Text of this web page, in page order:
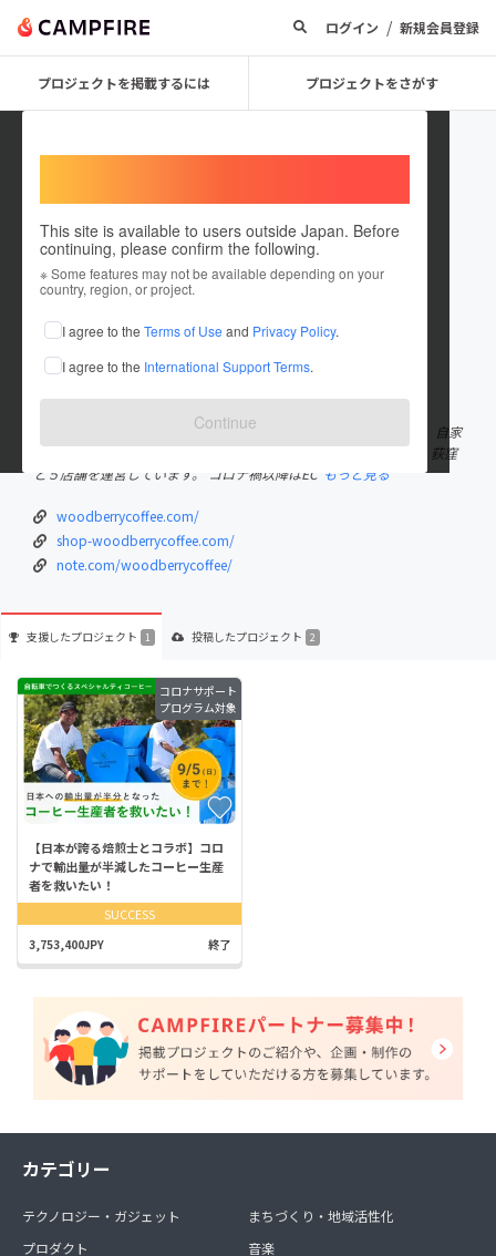
ログイン / 新規会員登録
プロジェクトを掲載するには プロジェクトをさがす
This site is available to users outside Japan. Before
continuing, please confirm the following.
※ Some features may not be available depending on your
country, region, or project.
I agree to the Terms of Use and Privacy Policy.
I agree to the International Support Terms.
Continue
WOODBERRY COFFEE
これまでに1回支援して2件のプロジェクトを投稿しています
在住国：日本 現在地：東京都
出身国：日本 出身地：東京都
ウッドベリーコーヒーは2012年に創業したコーヒーの専門店です。自家
焙煎のロースタリーカフェとして用賀・渋谷・代官山・学芸大学・荻窪
と５店舗を運営しています。 コロナ禍以降はEC もっと見る
woodberrycoffee.com/
shop-woodberrycoffee.com/
note.com/woodberrycoffee/
支援したプロジェクト 1 投稿したプロジェクト 2
コロナサポート
プログラム対象
【日本が誇る焙煎士とコラボ】コロ
ナで輸出量が半減したコーヒー生産
者を救いたい！
SUCCESS
3,753,400JPY 終了
カテゴリー
テクノロジー・ガジェット
プロダクト
まちづくり・地域活性化
音楽